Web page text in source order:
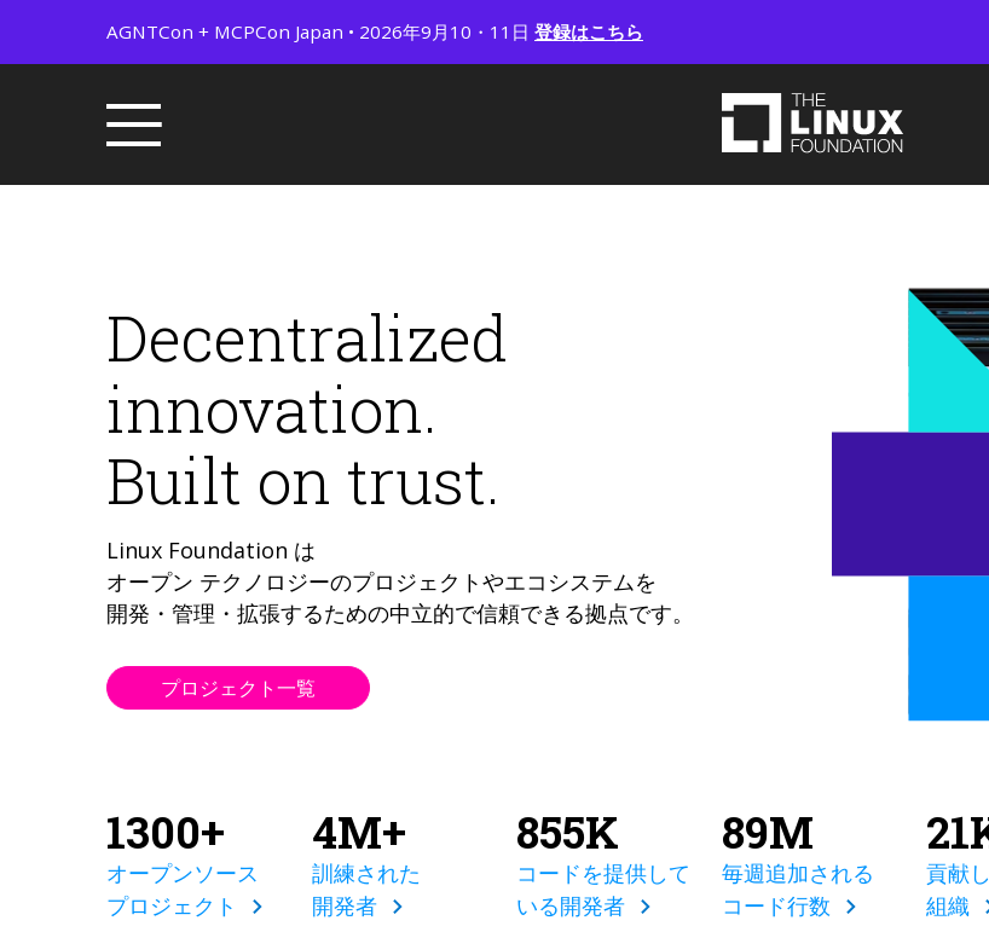
AGNTCon + MCPCon Japan • 2026年9月10・11日 登録はこちら
Decentralized
innovation.
Built on trust.
Linux Foundation は
オープン テクノロジーのプロジェクトやエコシステムを
開発・管理・拡張するための中立的で信頼できる拠点です。
プロジェクト一覧
1300+
オープンソース
プロジェクト
4M+
訓練された
開発者
855K
コードを提供して
いる開発者
89M
毎週追加される
コード行数
貢献
組織